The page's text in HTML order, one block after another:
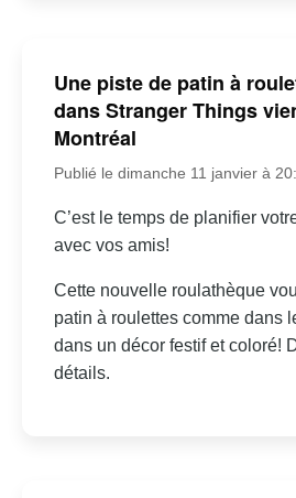
Une piste de patin à
dans Stranger Things
Montréal
Publié le dimanche 11 janvier à
C’est le temps de planifier
avec vos amis!
Cette nouvelle roulathèque
patin à roulettes comme dans
dans un décor festif et coloré!
détails.